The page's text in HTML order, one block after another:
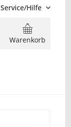
Service/Hilfe
Warenkorb